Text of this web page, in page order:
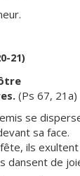
21)
(Ps 67, 21a)
se
sa face.
ils exultent
dansent de